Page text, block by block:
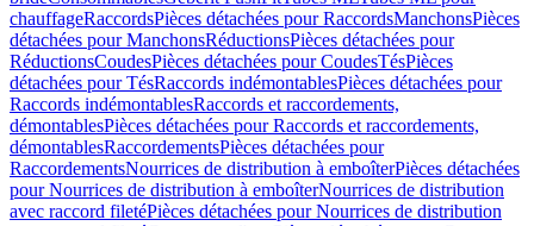
chauffageRaccordsPièces détachées pour RaccordsManchonsPièces
détachées pour ManchonsRéductionsPièces détachées pour
RéductionsCoudesPièces détachées pour CoudesTésPièces
détachées pour TésRaccords indémontablesPièces détachées pour
Raccords indémontablesRaccords et raccordements,
démontablesPièces détachées pour Raccords et raccordements,
démontablesRaccordementsPièces détachées pour
RaccordementsNourrices de distribution à emboîterPièces détachées
pour Nourrices de distribution à emboîterNourrices de distribution
avec raccord filetéPièces détachées pour Nourrices de distribution